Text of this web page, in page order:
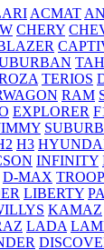
ACMAT
CHERY
TERIOS
RAM
EXPLORER
H3
INFINITY
D-MAX
LIBERTY
KAMAZ
LADA